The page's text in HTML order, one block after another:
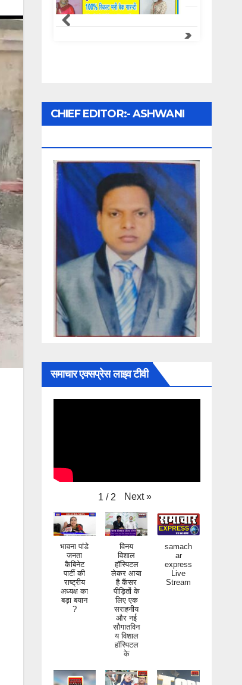
CHIEF EDITOR:- ASHWANI
UPADHYAY
समाचार एक्सप्रेस लाइव टीवी
भावना पांडे
जनता
कैबिनेट
पार्टी की
राष्ट्रीय
अध्यक्ष का
बड़ा बयान
?
विनय
विशाल
हॉस्पिटल
लेकर आया
है कैंसर
पीड़ितों के
लिए एक
सराहनीय
और नई
सौगातविन
य विशाल
हॉस्पिटल
के
samach
ar
express
Live
Stream